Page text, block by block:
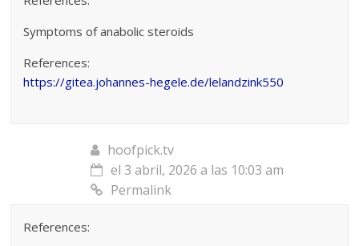
Symptoms of anabolic steroids
References:
https://gitea.johannes-hegele.de/lelandzink550
hoofpick.tv
el 3 abril, 2026 a las 10:03 am
Permalink
References: